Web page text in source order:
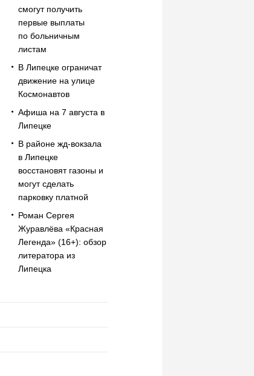
смогут получить
первые выплаты
по больничным
листам
В Липецке ограничат
движение на улице
Космонавтов
Афиша на 7 августа в
Липецке
В районе жд-вокзала
в Липецке
восстановят газоны и
могут сделать
парковку платной
Роман Сергея
Журавлёва «Красная
Легенда» (16+): обзор
литератора из
Липецка